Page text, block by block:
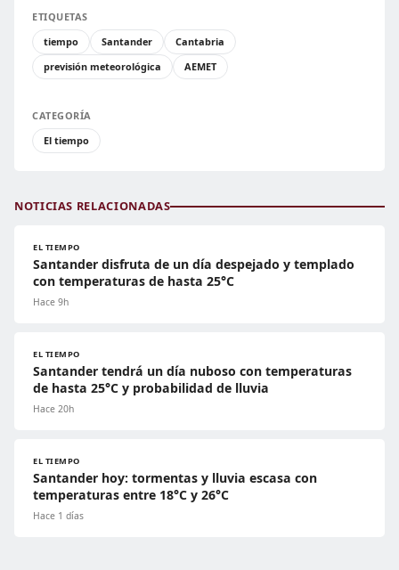
ETIQUETAS
tiempo
Santander
Cantabria
previsión meteorológica
AEMET
CATEGORÍA
El tiempo
NOTICIAS RELACIONADAS
EL TIEMPO
Santander disfruta de un día despejado y templado
con temperaturas de hasta 25°C
Hace 9h
EL TIEMPO
Santander tendrá un día nuboso con temperaturas
de hasta 25°C y probabilidad de lluvia
Hace 20h
EL TIEMPO
Santander hoy: tormentas y lluvia escasa con
temperaturas entre 18°C y 26°C
Hace 1 días